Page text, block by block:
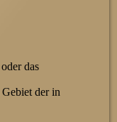
das
der in